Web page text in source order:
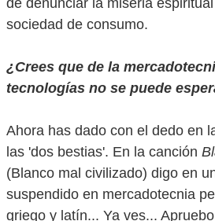
de denunciar la miseria
sociedad de consumo.
¿Crees que de la
tecnologías no se puede
Ahora has dado con el dedo en
las 'dos bestias'. En la canción
(Blanco mal civilizado) digo en
suspendido en mercadotecnia
griego y latín... Ya ves...